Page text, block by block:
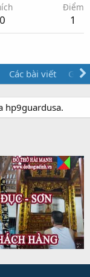
0
Điểm
1
Các bài viết Giới
hp9guardusa.